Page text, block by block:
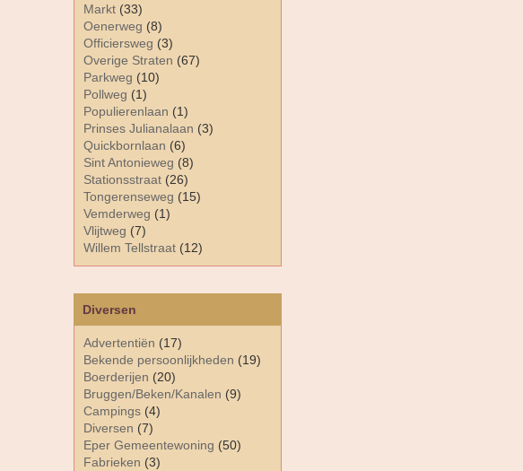
Diversen
Advertentiën (17)
Bekende persoonlijkheden (19)
Boerderijen (20)
Bruggen/Beken/Kanalen (9)
Campings (4)
Diversen (7)
Eper Gemeentewoning (50)
Fabrieken (3)
Markt (33)
Oenerweg (8)
Officiersweg (3)
Overige Straten (67)
Parkweg (10)
Pollweg (1)
Populierenlaan (1)
Prinses Julianalaan (3)
Quickbornlaan (6)
Sint Antonieweg (8)
Stationsstraat (26)
Tongerenseweg (15)
Vemderweg (1)
Vlijtweg (7)
Willem Tellstraat (12)